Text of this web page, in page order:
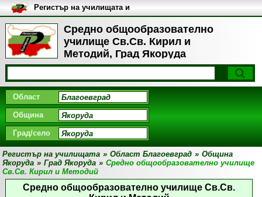
Средно общообразователно
училище Св.Св. Кирил и
Методий, Град Якоруда
Регистър на училищата и
университетите в България
Област
Община
Град/село
Регистър на училищата » Област Благоевград » Община
Якоруда » Град Якоруда » Средно общообразователно училище
Св.Св. Кирил и Методий
Средно общообразователно училище Св.Св.